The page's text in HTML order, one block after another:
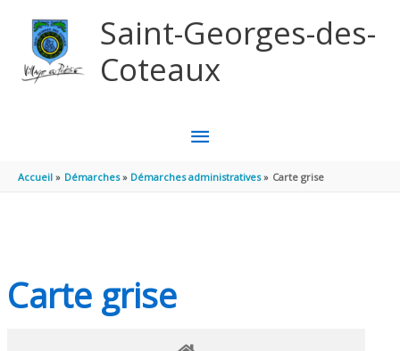
Saint-Georges-des-
Coteaux
MENU
PRINCIPAL
Accueil Démarches Démarches administratives Carte grise
Carte grise